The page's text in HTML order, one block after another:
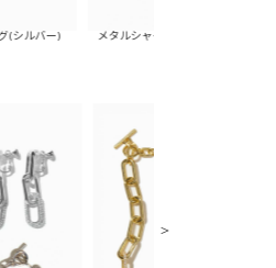
メタルシャイニーチェーンブレスレット(ゴールド)